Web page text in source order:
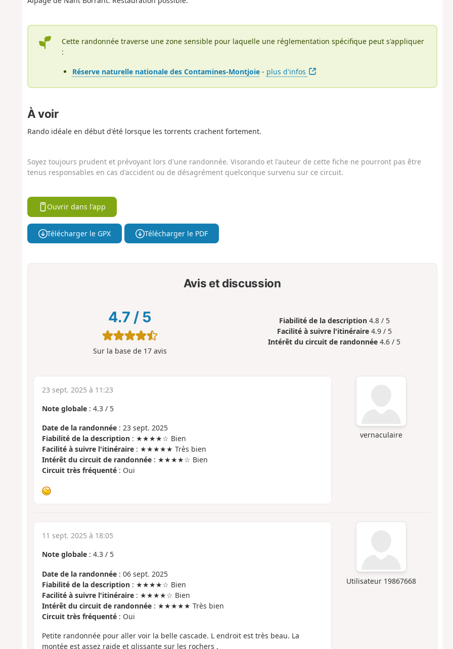
Cette randonnée traverse une zone sensible pour laquelle une réglementation spécifique peut s'appliquer
:
Réserve naturelle nationale des Contamines-Montjoie- plus d'infos
À voir
Rando idéale en début d'été lorsque les torrents crachent fortement.
Soyez toujours prudent et prévoyant lors d'une randonnée. Visorando et l'auteur de cette fiche ne pourront pas être
tenus responsables en cas d'accident ou de désagrément quelconque survenu sur ce circuit.
Ouvrir dans l'app
Télécharger le GPX Télécharger le PDF
Avis et discussion
4.7 / 5
Sur la base de 17avis
Fiabilité de la description 4.8 / 5
Facilité à suivre l'itinéraire 4.9 / 5
Intérêt du circuit de randonnée 4.6 / 5
vernaculaire
23 sept. 2025 à 11:23
Note globale: 4.3/ 5
Date de la randonnée: 23 sept. 2025
Fiabilité de la description: ★★★★☆ Bien
Facilité à suivre l'itinéraire: ★★★★★ Très bien
Intérêt du circuit de randonnée: ★★★★☆ Bien
Circuit très fréquenté: Oui
Utilisateur 19867668
11 sept. 2025 à 18:05
Note globale: 4.3/ 5
Date de la randonnée: 06 sept. 2025
Fiabilité de la description: ★★★★☆ Bien
Facilité à suivre l'itinéraire: ★★★★☆ Bien
Intérêt du circuit de randonnée: ★★★★★ Très bien
Circuit très fréquenté: Oui
Petite randonnée pour aller voir la belle cascade. L endroit est très beau. La
montée est assez raide et glissante sur les rochers .